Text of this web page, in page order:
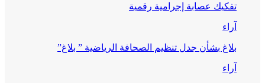
تفكيك عصابة إجرامية رقمية
آراء
بلاغ بشأن جدل تنظيم الصحافة الرياضية ” بلاغ”
آراء